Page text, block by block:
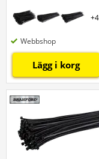
+4
Webbshop
Lägg i korg